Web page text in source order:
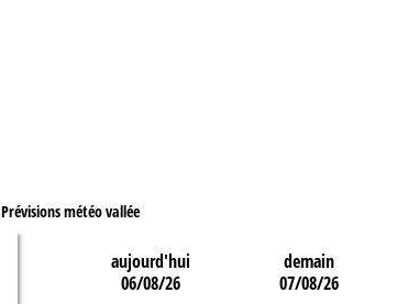
Prévisions météo vallée
aujourd'hui
06/08/26
demain
07/08/26